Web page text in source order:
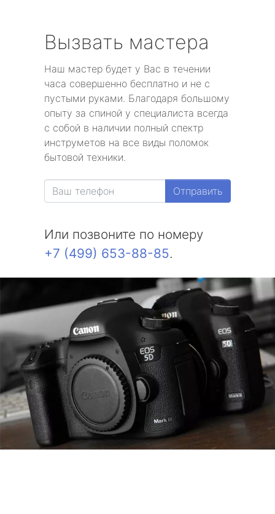
Вызвать мастера
Наш мастер будет у Вас в течении
часа совершенно бесплатно и не с
пустыми руками. Благодаря большому
опыту за спиной у специалиста всегда
с собой в наличии полный спектр
инструметов на все виды поломок
бытовой техники.
Отправить
Или позвоните по номеру
+7 (499) 653-88-85.